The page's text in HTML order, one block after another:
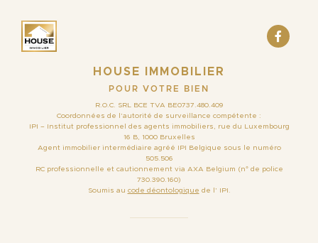
HOUSE IMMOBILIER
POUR VOTRE BIEN
R.O.C. SRL BCE TVA BE0737.480.409
Coordonnées de l’autorité de surveillance compétente :
IPI – Institut professionnel des agents immobiliers, rue du Luxembourg
16 B, 1000 Bruxelles
Agent immobilier intermédiaire agréé IPI Belgique sous le numéro
505.506
RC professionnelle et cautionnement via AXA Belgium (n° de police
730.390.160)
Soumis au code déontologique de l’ IPI.